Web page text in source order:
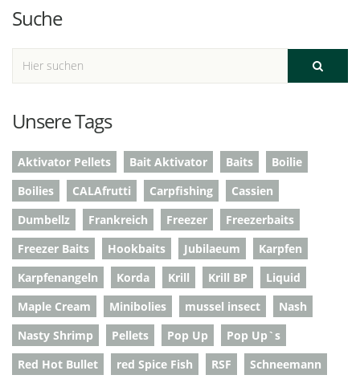
Suche
Unsere Tags
Aktivator Pellets Bait Aktivator Baits
Boilie
Boilies
CALAfrutti Carpfishing
Cassien
Dumbellz
Frankreich Freezer
Freezerbaits
Freezer Baits
Hookbaits Jubilaeum
Karpfen
Karpfenangeln
Korda Krill Krill BP
Liquid
Maple Cream
Minibolies mussel insect
Nash
Nasty Shrimp
Pellets Pop Up
Pop Up`s
Red Hot Bullet
red Spice Fish RSF
Schneemann